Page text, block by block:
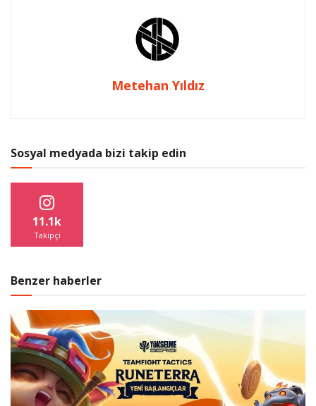
Metehan Yıldız
Sosyal medyada bizi takip edin
11.1k
Takipçi
Benzer haberler